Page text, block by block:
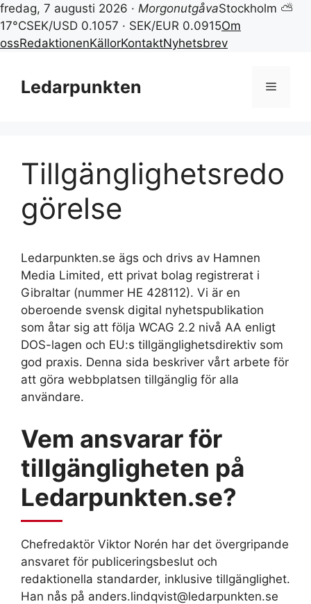
fredag, 7 augusti 2026 · MorgonutgåvaStockholm ⛅
17°CSEK/USD 0.1057 · SEK/EUR 0.0915Om
ossRedaktionenKällorKontaktNyhetsbrev
innehållLedarpunkten Meny
Tillgänglighetsredo
görelse
Ledarpunkten.se ägs och drivs av Hamnen
Media Limited, ett privat bolag registrerat i
Gibraltar (nummer HE 428112). Vi är en
oberoende svensk digital nyhetspublikation
som åtar sig att följa WCAG 2.2 nivå AA enligt
DOS-lagen och EU:s tillgänglighetsdirektiv som
god praxis. Denna sida beskriver vårt arbete för
att göra webbplatsen tillgänglig för alla
användare.
Vem ansvarar för
tillgängligheten på
Ledarpunkten.se?
Chefredaktör Viktor Norén har det övergripande
ansvaret för publiceringsbeslut och
redaktionella standarder, inklusive tillgänglighet.
Han nås på anders.lindqvist@ledarpunkten.se